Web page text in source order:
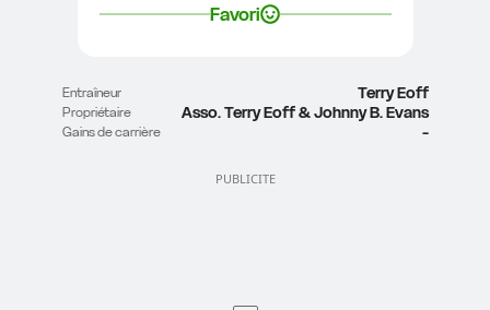
Favori
Entraîneur Terry Eoff
Propriétaire Asso. Terry Eoff & Johnny B. Evans
Gains de carrière -